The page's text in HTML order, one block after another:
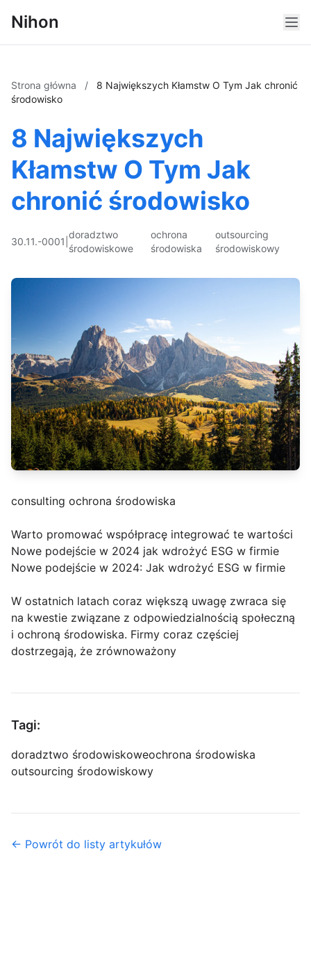
Nihon
Strona główna /
8 Największych Kłamstw O Tym Jak chronić
środowisko
8 Największych
Kłamstw O Tym Jak
chronić środowisko
30.11.-0001
doradztwo
środowiskowe
ochrona
środowiska
outsourcing
środowiskowy
consulting ochrona środowiska
Warto promować współpracę integrować te wartości
Nowe podejście w 2024 jak wdrożyć ESG w firmie
Nowe podejście w 2024: Jak wdrożyć ESG w firmie
W ostatnich latach coraz większą uwagę zwraca się
na kwestie związane z odpowiedzialnością społeczną
i ochroną środowiska. Firmy coraz częściej
dostrzegają, że zrównoważony
Tagi:
doradztwo środowiskoweochrona środowiska
outsourcing środowiskowy
← Powrót do listy artykułów